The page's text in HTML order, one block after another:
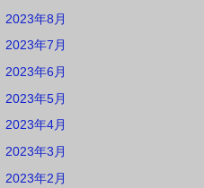
2023年8月
2023年7月
2023年6月
2023年5月
2023年4月
2023年3月
2023年2月